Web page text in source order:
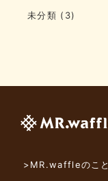
未分類 (3)
>MR.waffleのこと